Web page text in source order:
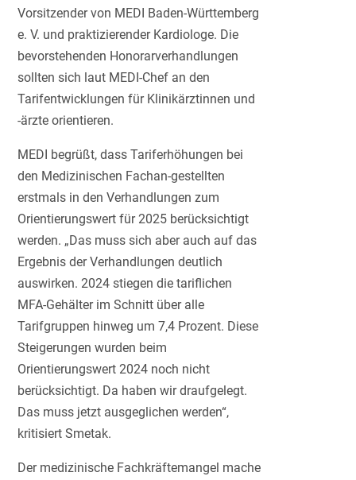
Vorsitzender von MEDI Baden-Württemberg
e. V. und praktizierender Kardiologe. Die
bevorstehenden Honorarverhandlungen
sollten sich laut MEDI-Chef an den
Tarifentwicklungen für Klinikärztinnen und
-ärzte orientieren.
MEDI begrüßt, dass Tariferhöhungen bei
den Medizinischen Fachan-gestellten
erstmals in den Verhandlungen zum
Orientierungswert für 2025 berücksichtigt
werden. „Das muss sich aber auch auf das
Ergebnis der Verhandlungen deutlich
auswirken. 2024 stiegen die tariflichen
MFA-Gehälter im Schnitt über alle
Tarifgruppen hinweg um 7,4 Prozent. Diese
Steigerungen wurden beim
Orientierungswert 2024 noch nicht
berücksichtigt. Da haben wir draufgelegt.
Das muss jetzt ausgeglichen werden“,
kritisiert Smetak.
Der medizinische Fachkräftemangel mache